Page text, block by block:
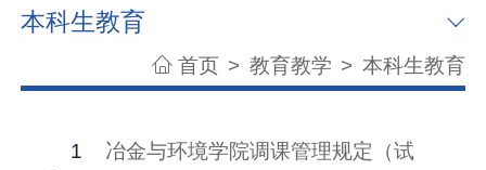
本科生教育
首页 > 教育教学 > 本科生教育
1
冶金与环境学院调课管理规定（试